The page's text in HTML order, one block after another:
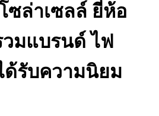
ซล่าเซลล์ ยี่ห้อ
วมแบรนด์ ไฟ
ด้รับความนิยม